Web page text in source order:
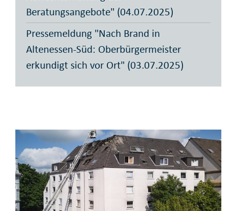
Beratungsangebote" (04.07.2025)
Pressemeldung "Nach Brand in
Altenessen-Süd: Oberbürgermeister
erkundigt sich vor Ort" (03.07.2025)